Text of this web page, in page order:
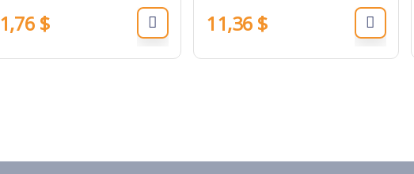
$ 11,36 $